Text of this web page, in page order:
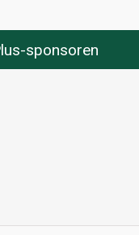
sponsoren